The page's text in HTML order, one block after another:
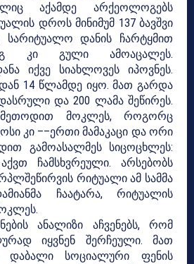
აქამდე არქეოლოგებს
დროს მინიმუმ 137 ბავშვი
სარიტუალო დანის ჩარტყმით
კი გული ამოაცალეს.
იქვე სიახლოვეს იპოვნეს.
14 წლამდე იყო. მათ გარდა
და 200 ლამა შეწირეს.
მეთოდით მოკლეს, როგორც
კი ––ერთი მამაკაცი და ორი
გამოასალმეს სიცოცხლეს:
ჩამსხვრეული. არსებობს
რიტუალი ამ სამმა
ჩაატარა, რიტუალის
ანალიზი აჩვენებს, რომ
იყვნენ შერჩეული. მათ
სოციალური ფენის